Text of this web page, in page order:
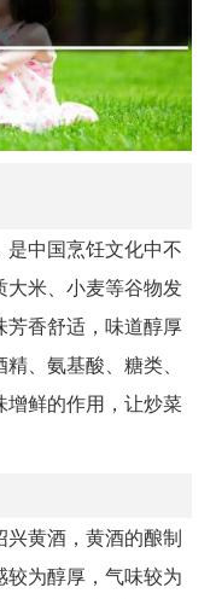
中国烹饪文化中不
米、小麦等谷物发
香舒适，味道醇厚
、氨基酸、糖类、
增鲜的作用，让炒菜
黄酒，黄酒的酿制
为醇厚，气味较为